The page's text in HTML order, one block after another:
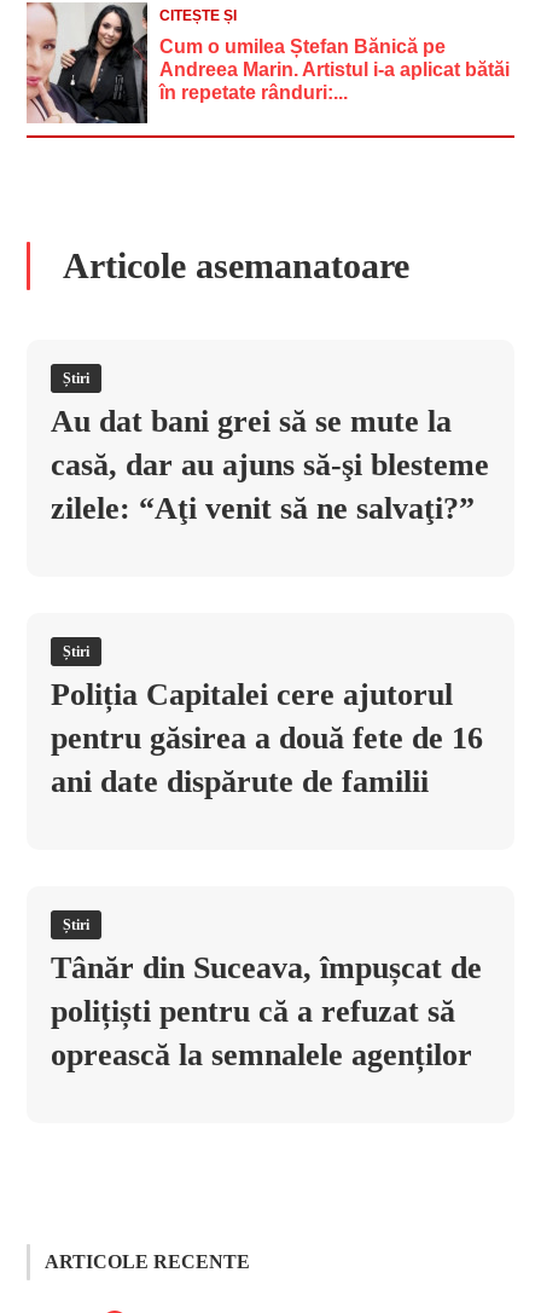
CITEȘTE ȘI
Cum o umilea Ștefan Bănică pe
Andreea Marin. Artistul i-a aplicat bătăi
în repetate rânduri:...
Articole asemanatoare
Știri
Au dat bani grei să se mute la
casă, dar au ajuns să-şi blesteme
zilele: “Aţi venit să ne salvaţi?”
Știri
Poliția Capitalei cere ajutorul
pentru găsirea a două fete de 16
ani date dispărute de familii
Știri
Tânăr din Suceava, împușcat de
polițiști pentru că a refuzat să
oprească la semnalele agenților
ARTICOLE RECENTE